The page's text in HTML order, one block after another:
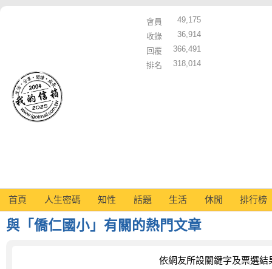
會員
49,175
收錄
36,914
回覆
366,491
排名
318,014
首頁 人生密碼 知性 話題 生活 休閒 排行榜
與「僑仁國小」有關的熱門文章
依網友所設關鍵字及票選結